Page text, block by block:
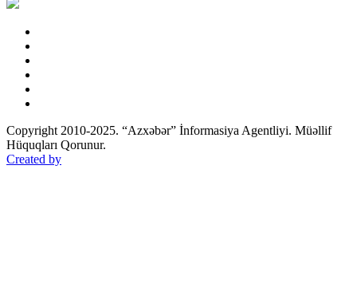
Copyright 2010-2025. “Azxəbər” İnformasiya Agentliyi. Müəllif
Hüquqları Qorunur.
Created by